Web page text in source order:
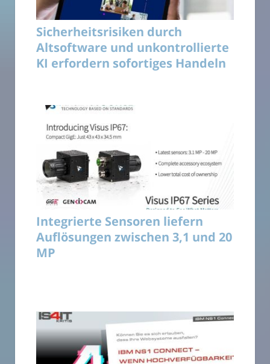
Sicherheitsrisiken durch
Altsoftware und unkontrollierte
KI erfordern sofortiges Handeln
Integrierte Sensoren liefern
Auflösungen zwischen 3,1 und 20
MP